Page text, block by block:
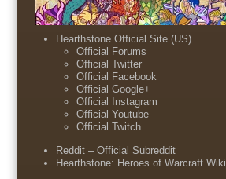
Hearthstone Official Site (US)
Official Forums
Official Twitter
Official Facebook
Official Google+
Official Instagram
Official Youtube
Official Twitch
Reddit – Official Subreddit
Hearthstone: Heroes of Warcraft Wiki